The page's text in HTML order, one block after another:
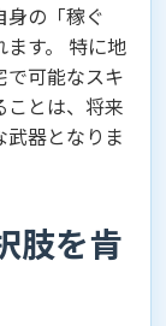
の「稼ぐ
す。 特に地
で可能なスキ
とは、将来
器となりま
肢を肯